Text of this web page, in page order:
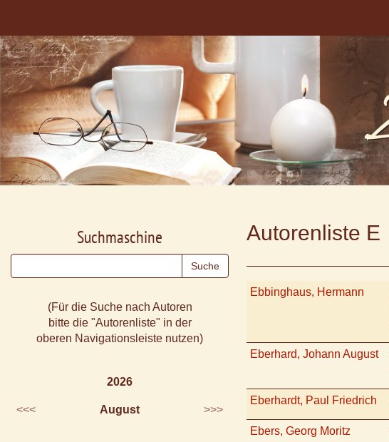
Autorenliste E
Ebbinghaus, Hermann
Eberhard, Johann August
Eberhardt, Paul Friedrich
Ebers, Georg Moritz
Suchmaschine
(Für die Suche nach Autoren
bitte die "Autorenliste" in der
oberen Navigationsleiste nutzen)
2026
<<< August >>>